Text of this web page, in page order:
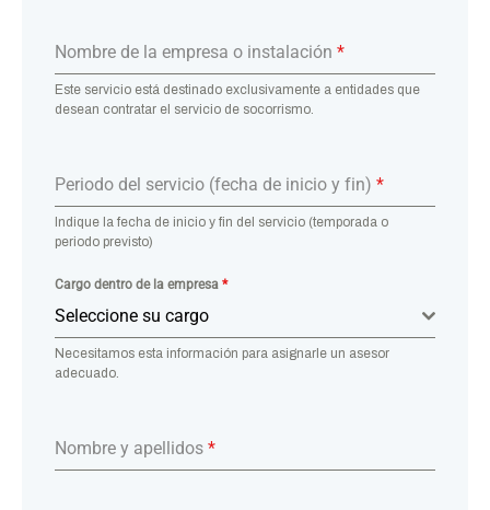
Nombre de la empresa o instalación *
Este servicio está destinado exclusivamente a entidades que
desean contratar el servicio de socorrismo.
Periodo del servicio (fecha de inicio y fin) *
Indique la fecha de inicio y fin del servicio (temporada o
periodo previsto)
Cargo dentro de la empresa *
Seleccione su cargo
Necesitamos esta información para asignarle un asesor
adecuado.
Nombre y apellidos *